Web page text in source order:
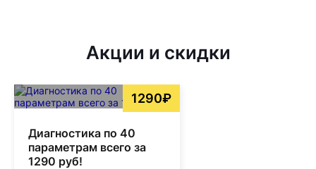
Акции и скидки
1290₽
Диагностика по 40
параметрам всего за
1290 руб!